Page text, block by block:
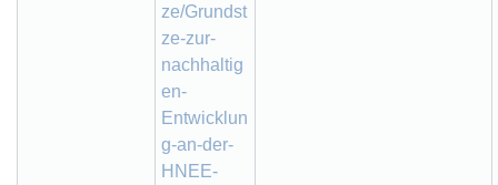
ze/Grundst
ze-zur-
nachhaltig
en-
Entwicklun
g-an-der-
HNEE-